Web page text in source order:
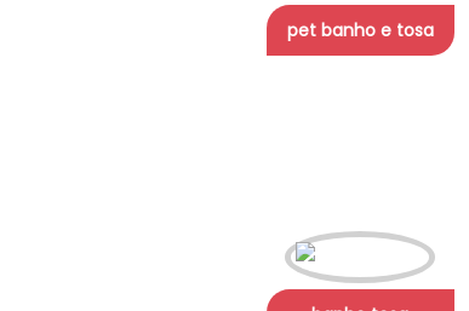
pet banho e tosa